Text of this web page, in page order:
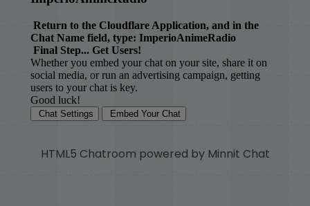
HTML5 Chatroom powered by Minnit Chat